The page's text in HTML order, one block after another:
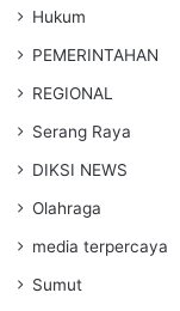
Hukum
PEMERINTAHAN
REGIONAL
Serang Raya
DIKSI NEWS
Olahraga
media terpercaya
Sumut